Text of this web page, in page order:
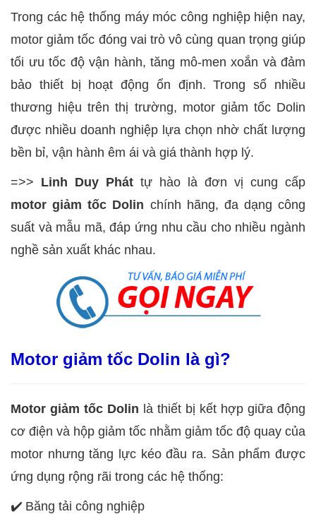
Trong các hệ thống máy móc công nghiệp hiện nay,
motor giảm tốc đóng vai trò vô cùng quan trọng giúp
tối ưu tốc độ vận hành, tăng mô-men xoắn và đảm
bảo thiết bị hoạt động ổn định. Trong số nhiều
thương hiệu trên thị trường, motor giảm tốc Dolin
được nhiều doanh nghiệp lựa chọn nhờ chất lượng
bền bỉ, vận hành êm ái và giá thành hợp lý.
=>> Linh Duy Phát tự hào là đơn vị cung cấp
motor giảm tốc Dolin chính hãng, đa dạng công
suất và mẫu mã, đáp ứng nhu cầu cho nhiều ngành
nghề sản xuất khác nhau.
Motor giảm tốc Dolin là gì?
Motor giảm tốc Dolin là thiết bị kết hợp giữa động
cơ điện và hộp giảm tốc nhằm giảm tốc độ quay của
motor nhưng tăng lực kéo đầu ra. Sản phẩm được
ứng dụng rộng rãi trong các hệ thống:
✔️ Băng tải công nghiệp